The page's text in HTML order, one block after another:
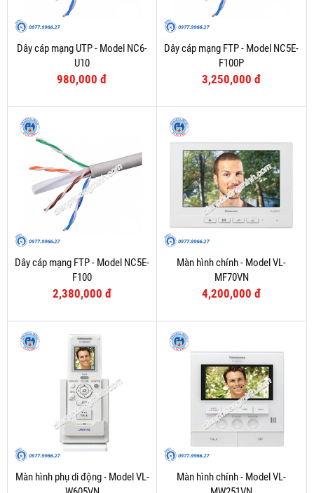
Dây cáp mạng UTP - Model NC6-
U10
980,000 đ
Dây cáp mạng FTP - Model NC5E-
F100P
3,250,000 đ
Dây cáp mạng FTP - Model NC5E-
F100
2,380,000 đ
Màn hình chính - Model VL-
MF70VN
4,200,000 đ
Màn hình phụ di động - Model VL-
Màn hình chính - Model VL-